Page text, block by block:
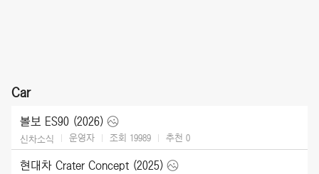
Car
볼보 ES90 (2026)
신차소식 운영자 조회 19989 추천 0
현대차 Crater Concept (2025)